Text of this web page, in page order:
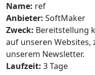
Name: ref
Anbieter: SoftMaker
Zweck: Bereitstellung
auf unseren Websites,
unserem Newsletter.
Laufzeit: 3 Tage